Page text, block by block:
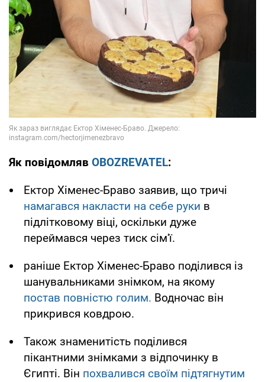
Як повідомляв OBOZREVATEL:
Ектор Хіменес-Браво заявив, що тричі
намагався накласти на себе руки в
підлітковому віці, оскільки дуже
переймався через тиск сім'ї.
раніше Ектор Хіменес-Браво поділився із
шанувальниками знімком, на якому
постав повністю голим. Водночас він
прикрився ковдрою.
Також знаменитість поділився
пікантними знімками з відпочинку в
Єгипті. Він похвалився своїм підтягнутим